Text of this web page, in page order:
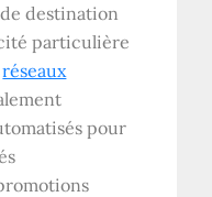
destination
particulière
réseaux
pour